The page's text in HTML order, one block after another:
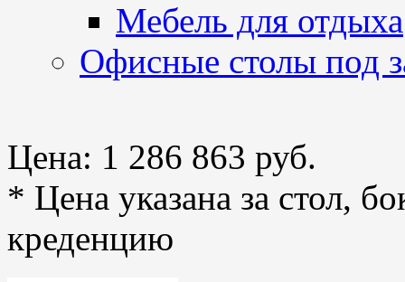
Мебель для отдыха
Офисные столы под
Цена: 1 286 863 руб.
* Цена указана за стол,
креденцию